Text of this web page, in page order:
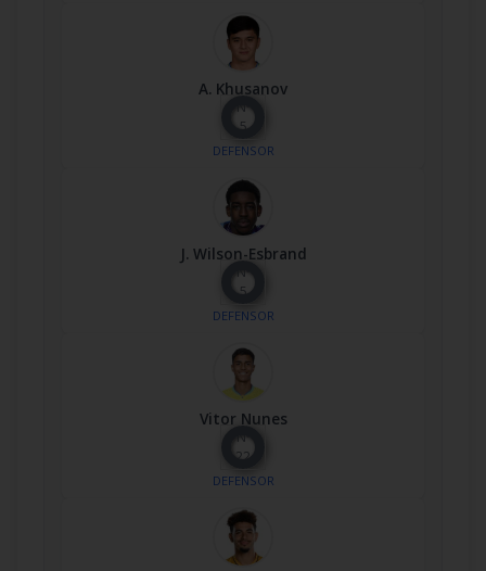
A. Khusanov
Nº
5
DEFENSOR
J. Wilson-Esbrand
Nº
5
DEFENSOR
Vitor Nunes
Nº
22
DEFENSOR